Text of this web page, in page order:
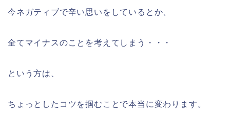
今ネガティブで辛い思いをしているとか、
全てマイナスのことを考えてしまう・・・
という方は、
ちょっとしたコツを掴むことで本当に変わります。